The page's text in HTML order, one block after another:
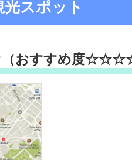
スポット
（おすすめ度